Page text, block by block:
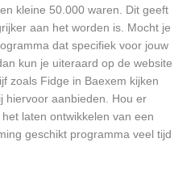
kleine 50.000 waren. Dit geeft
aan het worden is. Mocht je
dat specifiek voor jouw
kun je uiteraard op de website
zoals Fidge in Baexem kijken
hiervoor aanbieden. Hou er
laten ontwikkelen van een
geschikt programma veel tijd